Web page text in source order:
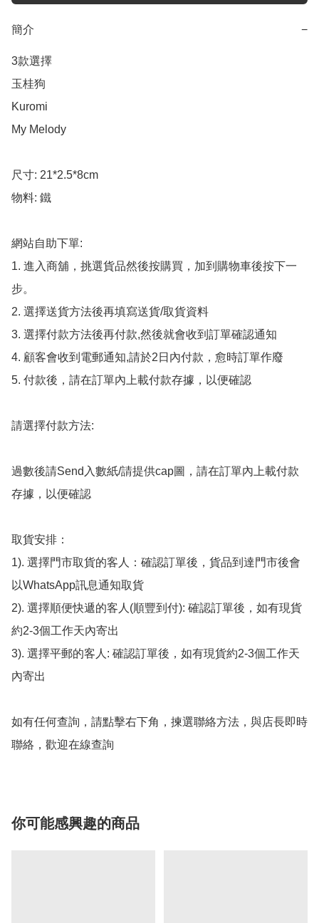
簡介 −
3款選擇
玉桂狗
Kuromi
My Melody
尺寸: 21*2.5*8cm
物料: 鐵
網站自助下單:
1. 進入商舖，挑選貨品然後按購買，加到購物車後按下一
步。
2. 選擇送貨方法後再填寫送貨/取貨資料
3. 選擇付款方法後再付款,然後就會收到訂單確認通知
4. 顧客會收到電郵通知,請於2日內付款，愈時訂單作廢
5. 付款後，請在訂單內上載付款存據，以便確認
請選擇付款方法:
過數後請Send入數紙/請提供cap圖，請在訂單內上載付款
存據，以便確認
取貨安排：
1). 選擇門市取貨的客人：確認訂單後，貨品到達門市後會
以WhatsApp訊息通知取貨
2). 選擇順便快遞的客人(順豐到付): 確認訂單後，如有現貨
約2-3個工作天內寄出
3). 選擇平郵的客人: 確認訂單後，如有現貨約2-3個工作天
內寄出
如有任何查詢，請點擊右下角，揀選聯絡方法，與店長即時
聯絡，歡迎在線查詢
你可能感興趣的商品